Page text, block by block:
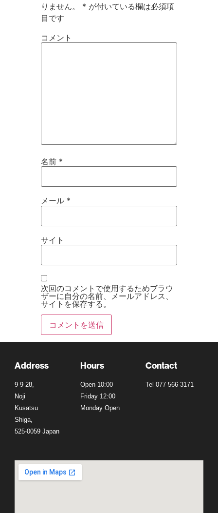
りません。
* が付いている欄は必須項
目です
コメント
名前 *
メール *
サイト
次回のコメントで使用するためブラウ
ザーに自分の名前、メールアドレス、
サイトを保存する。
Address
9-9-28,
Noji
Kusatsu
Shiga,
525-0059 Japan
Hours
Open 10:00
Friday 12:00
Monday Open
Contact
Tel 077-566-3171